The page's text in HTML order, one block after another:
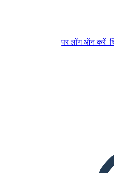
पर लॉग ऑन करें
इस